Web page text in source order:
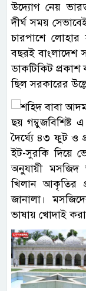
উদ্যোগ নেয়
দীর্ঘ সময়
চারপাশে লোহার
বছরই বাংলাদেশ
ডাকটিকিট
ছিল সরকারের
ছয় গম্বুজবিশিষ্ট
দৈর্ঘ্যে ৪৩ ফুট ও
ইট-সুরকি দিয়ে
অনুযায়ী মসজিদ
খিলান আকৃতির
জানালা।
ভাষায় খোদাই